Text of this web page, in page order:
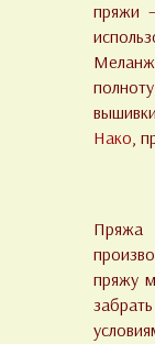
пряжи
Нако,
Пряжа
пряжу